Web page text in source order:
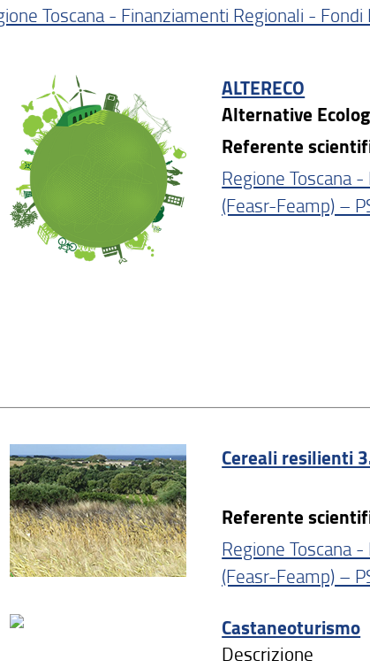
Toscana - Finanziamenti Regionali -
ALTERECO
Alternative
Referente
Regione Toscana
(Feasr-Feamp) –
Cereali resilienti
Referente
Regione Toscana
(Feasr-Feamp) –
Castaneoturismo
Descrizione